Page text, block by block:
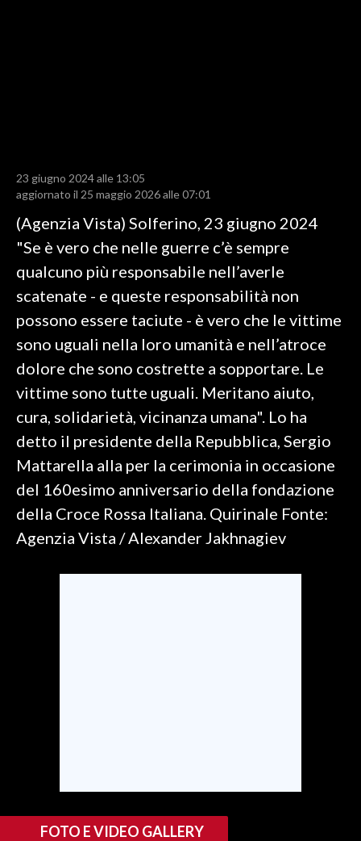
CALCIO
CALCIO REGIONALE
BASKET
VOLLEY
MOTORI
TENNIS
ALTRI SPORT
SPETTACOLI
GOSSIP
SALUTE
SARDEGNA TURISMO
NECROLOGI
23 giugno 2024 alle 13:05
aggiornato il 25 maggio 2026 alle 07:01
(Agenzia Vista) Solferino, 23 giugno 2024
"Se è vero che nelle guerre c’è sempre
qualcuno più responsabile nell’averle
scatenate - e queste responsabilità non
possono essere taciute - è vero che le vittime
sono uguali nella loro umanità e nell’atroce
dolore che sono costrette a sopportare. Le
vittime sono tutte uguali. Meritano aiuto,
cura, solidarietà, vicinanza umana". Lo ha
detto il presidente della Repubblica, Sergio
Mattarella alla per la cerimonia in occasione
del 160esimo anniversario della fondazione
della Croce Rossa Italiana. Quirinale Fonte:
Agenzia Vista / Alexander Jakhnagiev
FOTO E VIDEO GALLERY